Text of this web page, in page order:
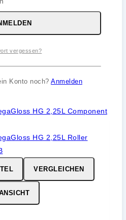
Spray
MwSt.
VERGLEICHEN
vergessen?
Konto noch? Anmelden